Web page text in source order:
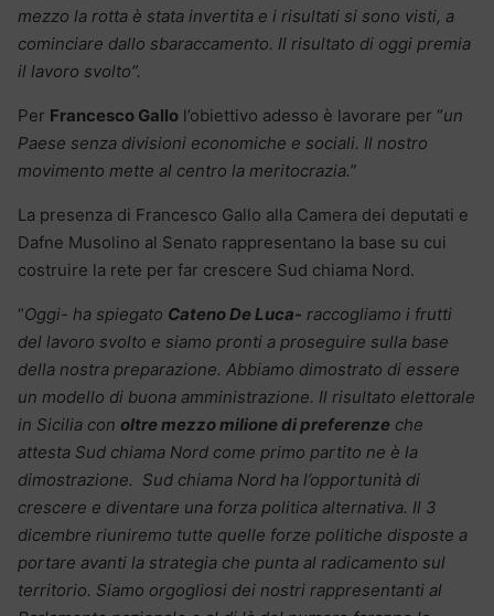
mezzo la rotta è stata invertita e i risultati si sono visti, a
cominciare dallo sbaraccamento. Il risultato di oggi premia
il lavoro svolto”.
Per Francesco Gallo l’obiettivo adesso è lavorare per “un
Paese senza divisioni economiche e sociali. Il nostro
movimento mette al centro la meritocrazia.”
La presenza di Francesco Gallo alla Camera dei deputati e
Dafne Musolino al Senato rappresentano la base su cui
costruire la rete per far crescere Sud chiama Nord.
“Oggi- ha spiegato Cateno De Luca- raccogliamo i frutti
del lavoro svolto e siamo pronti a proseguire sulla base
della nostra preparazione. Abbiamo dimostrato di essere
un modello di buona amministrazione. Il risultato elettorale
in Sicilia con oltre mezzo milione di preferenze che
attesta Sud chiama Nord come primo partito ne è la
dimostrazione. Sud chiama Nord ha l’opportunità di
crescere e diventare una forza politica alternativa. Il 3
dicembre riuniremo tutte quelle forze politiche disposte a
portare avanti la strategia che punta al radicamento sul
territorio. Siamo orgogliosi dei nostri rappresentanti al